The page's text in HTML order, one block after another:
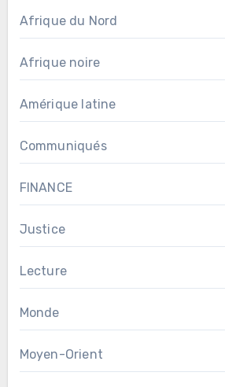
Afrique du Nord
Afrique noire
Amérique latine
Communiqués
FINANCE
Justice
Lecture
Monde
Moyen-Orient